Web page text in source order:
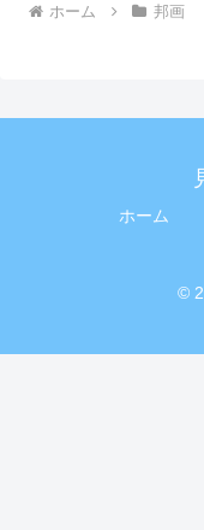
ホーム 邦画
ホーム
©